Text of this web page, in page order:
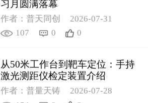
习月圆满落幕
作者：普天同创
2026-07-31
107
0 0
从50米工作台到靶车定位：手持
激光测距仪检定装置介绍
作者：普量天铸
2026-07-28